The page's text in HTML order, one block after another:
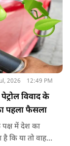
2026 12:49 PM
विवाद के
पहला फैसला
पक्ष में देश का
कि या तो वाहन